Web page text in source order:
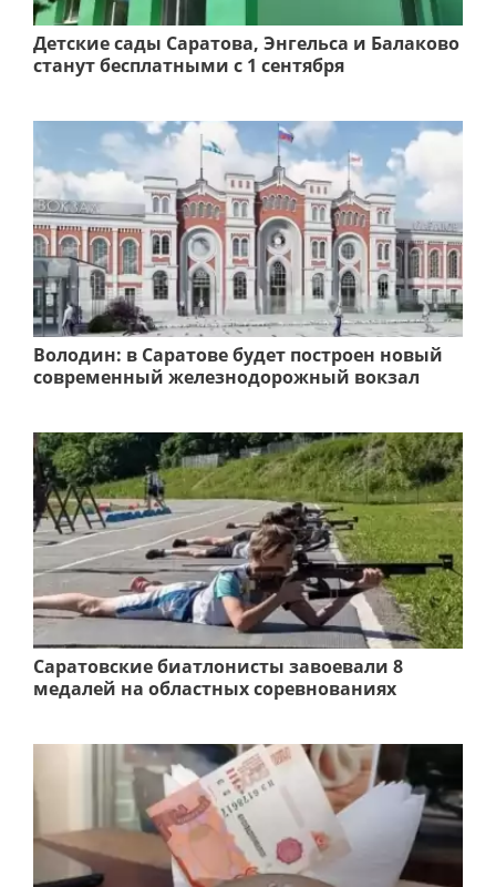
Детские сады Саратова, Энгельса и Балаково
станут бесплатными с 1 сентября
Володин: в Саратове будет построен новый
современный железнодорожный вокзал
Саратовские биатлонисты завоевали 8
медалей на областных соревнованиях